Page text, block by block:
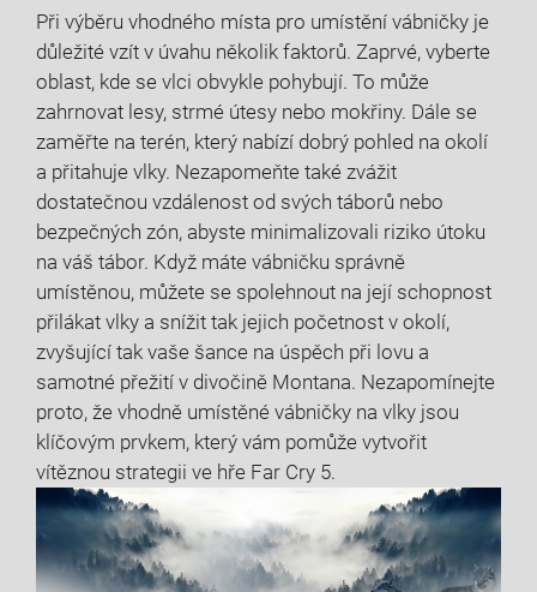
Při výběru vhodného místa pro umístění vábničky je
důležité vzít v úvahu několik faktorů. Zaprvé, vyberte
oblast, kde se vlci obvykle pohybují. To může
zahrnovat lesy, strmé útesy nebo mokřiny. Dále se
zaměřte na terén, který nabízí dobrý pohled na okolí
a přitahuje vlky. Nezapomeňte také zvážit
dostatečnou vzdálenost od svých táborů nebo
bezpečných zón, abyste minimalizovali riziko útoku
na váš tábor. Když máte vábničku správně
umístěnou, můžete se spolehnout na její schopnost
přilákat vlky a snížit tak jejich početnost v okolí,
zvyšující tak vaše šance na úspěch při lovu a
samotné přežití v divočině Montana. Nezapomínejte
proto, že vhodně umístěné vábničky na vlky jsou
klíčovým prvkem, který vám pomůže vytvořit
vítěznou strategii ve hře Far Cry 5.